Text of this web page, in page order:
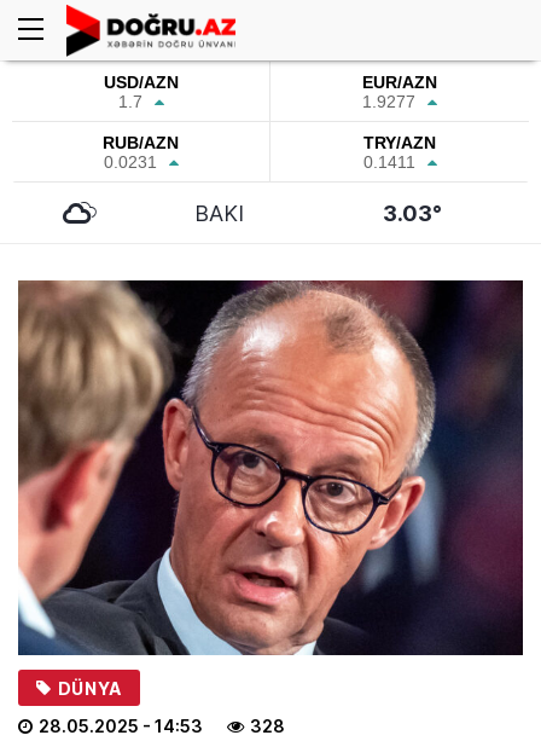
USD/AZN
1.7
EUR/AZN
1.9277
RUB/AZN
0.0231
TRY/AZN
0.1411
BAKI 3.03°
DÜNYA
28.05.2025 - 14:53 328